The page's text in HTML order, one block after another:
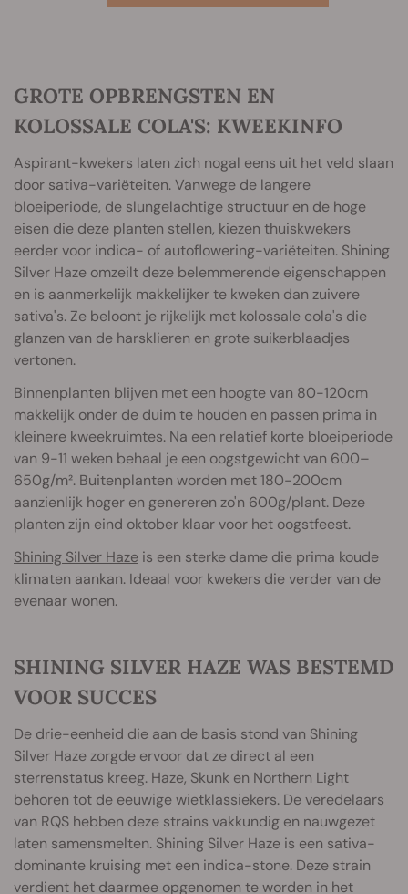
GROTE OPBRENGSTEN EN
KOLOSSALE COLA'S: KWEEKINFO
Aspirant-kwekers laten zich nogal eens uit het veld slaan
door sativa-variëteiten. Vanwege de langere
bloeiperiode, de slungelachtige structuur en de hoge
eisen die deze planten stellen, kiezen thuiskwekers
eerder voor indica- of autoflowering-variëteiten. Shining
Silver Haze omzeilt deze belemmerende eigenschappen
en is aanmerkelijk makkelijker te kweken dan zuivere
sativa's. Ze beloont je rijkelijk met kolossale cola's die
glanzen van de harsklieren en grote suikerblaadjes
vertonen.
Binnenplanten blijven met een hoogte van 80-120cm
makkelijk onder de duim te houden en passen prima in
kleinere kweekruimtes. Na een relatief korte bloeiperiode
van 9-11 weken behaal je een oogstgewicht van 600–
650g/m². Buitenplanten worden met 180-200cm
aanzienlijk hoger en genereren zo'n 600g/plant. Deze
planten zijn eind oktober klaar voor het oogstfeest.
Shining Silver Haze is een sterke dame die prima koude
klimaten aankan. Ideaal voor kwekers die verder van de
evenaar wonen.
SHINING SILVER HAZE WAS BESTEMD
VOOR SUCCES
De drie-eenheid die aan de basis stond van Shining
Silver Haze zorgde ervoor dat ze direct al een
sterrenstatus kreeg. Haze, Skunk en Northern Light
behoren tot de eeuwige wietklassiekers. De veredelaars
van RQS hebben deze strains vakkundig en nauwgezet
laten samensmelten. Shining Silver Haze is een sativa-
dominante kruising met een indica-stone. Deze strain
verdient het daarmee opgenomen te worden in het